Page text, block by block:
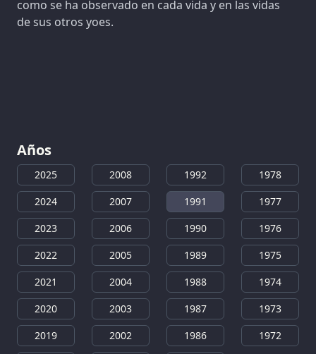
como se ha observado en cada vida y en las vidas
de sus otros yoes.
Años
2025
2024
2023
2022
2021
2020
2019
2008
2007
2006
2005
2004
2003
2002
1992
1991
1990
1989
1988
1987
1986
1978
1977
1976
1975
1974
1973
1972